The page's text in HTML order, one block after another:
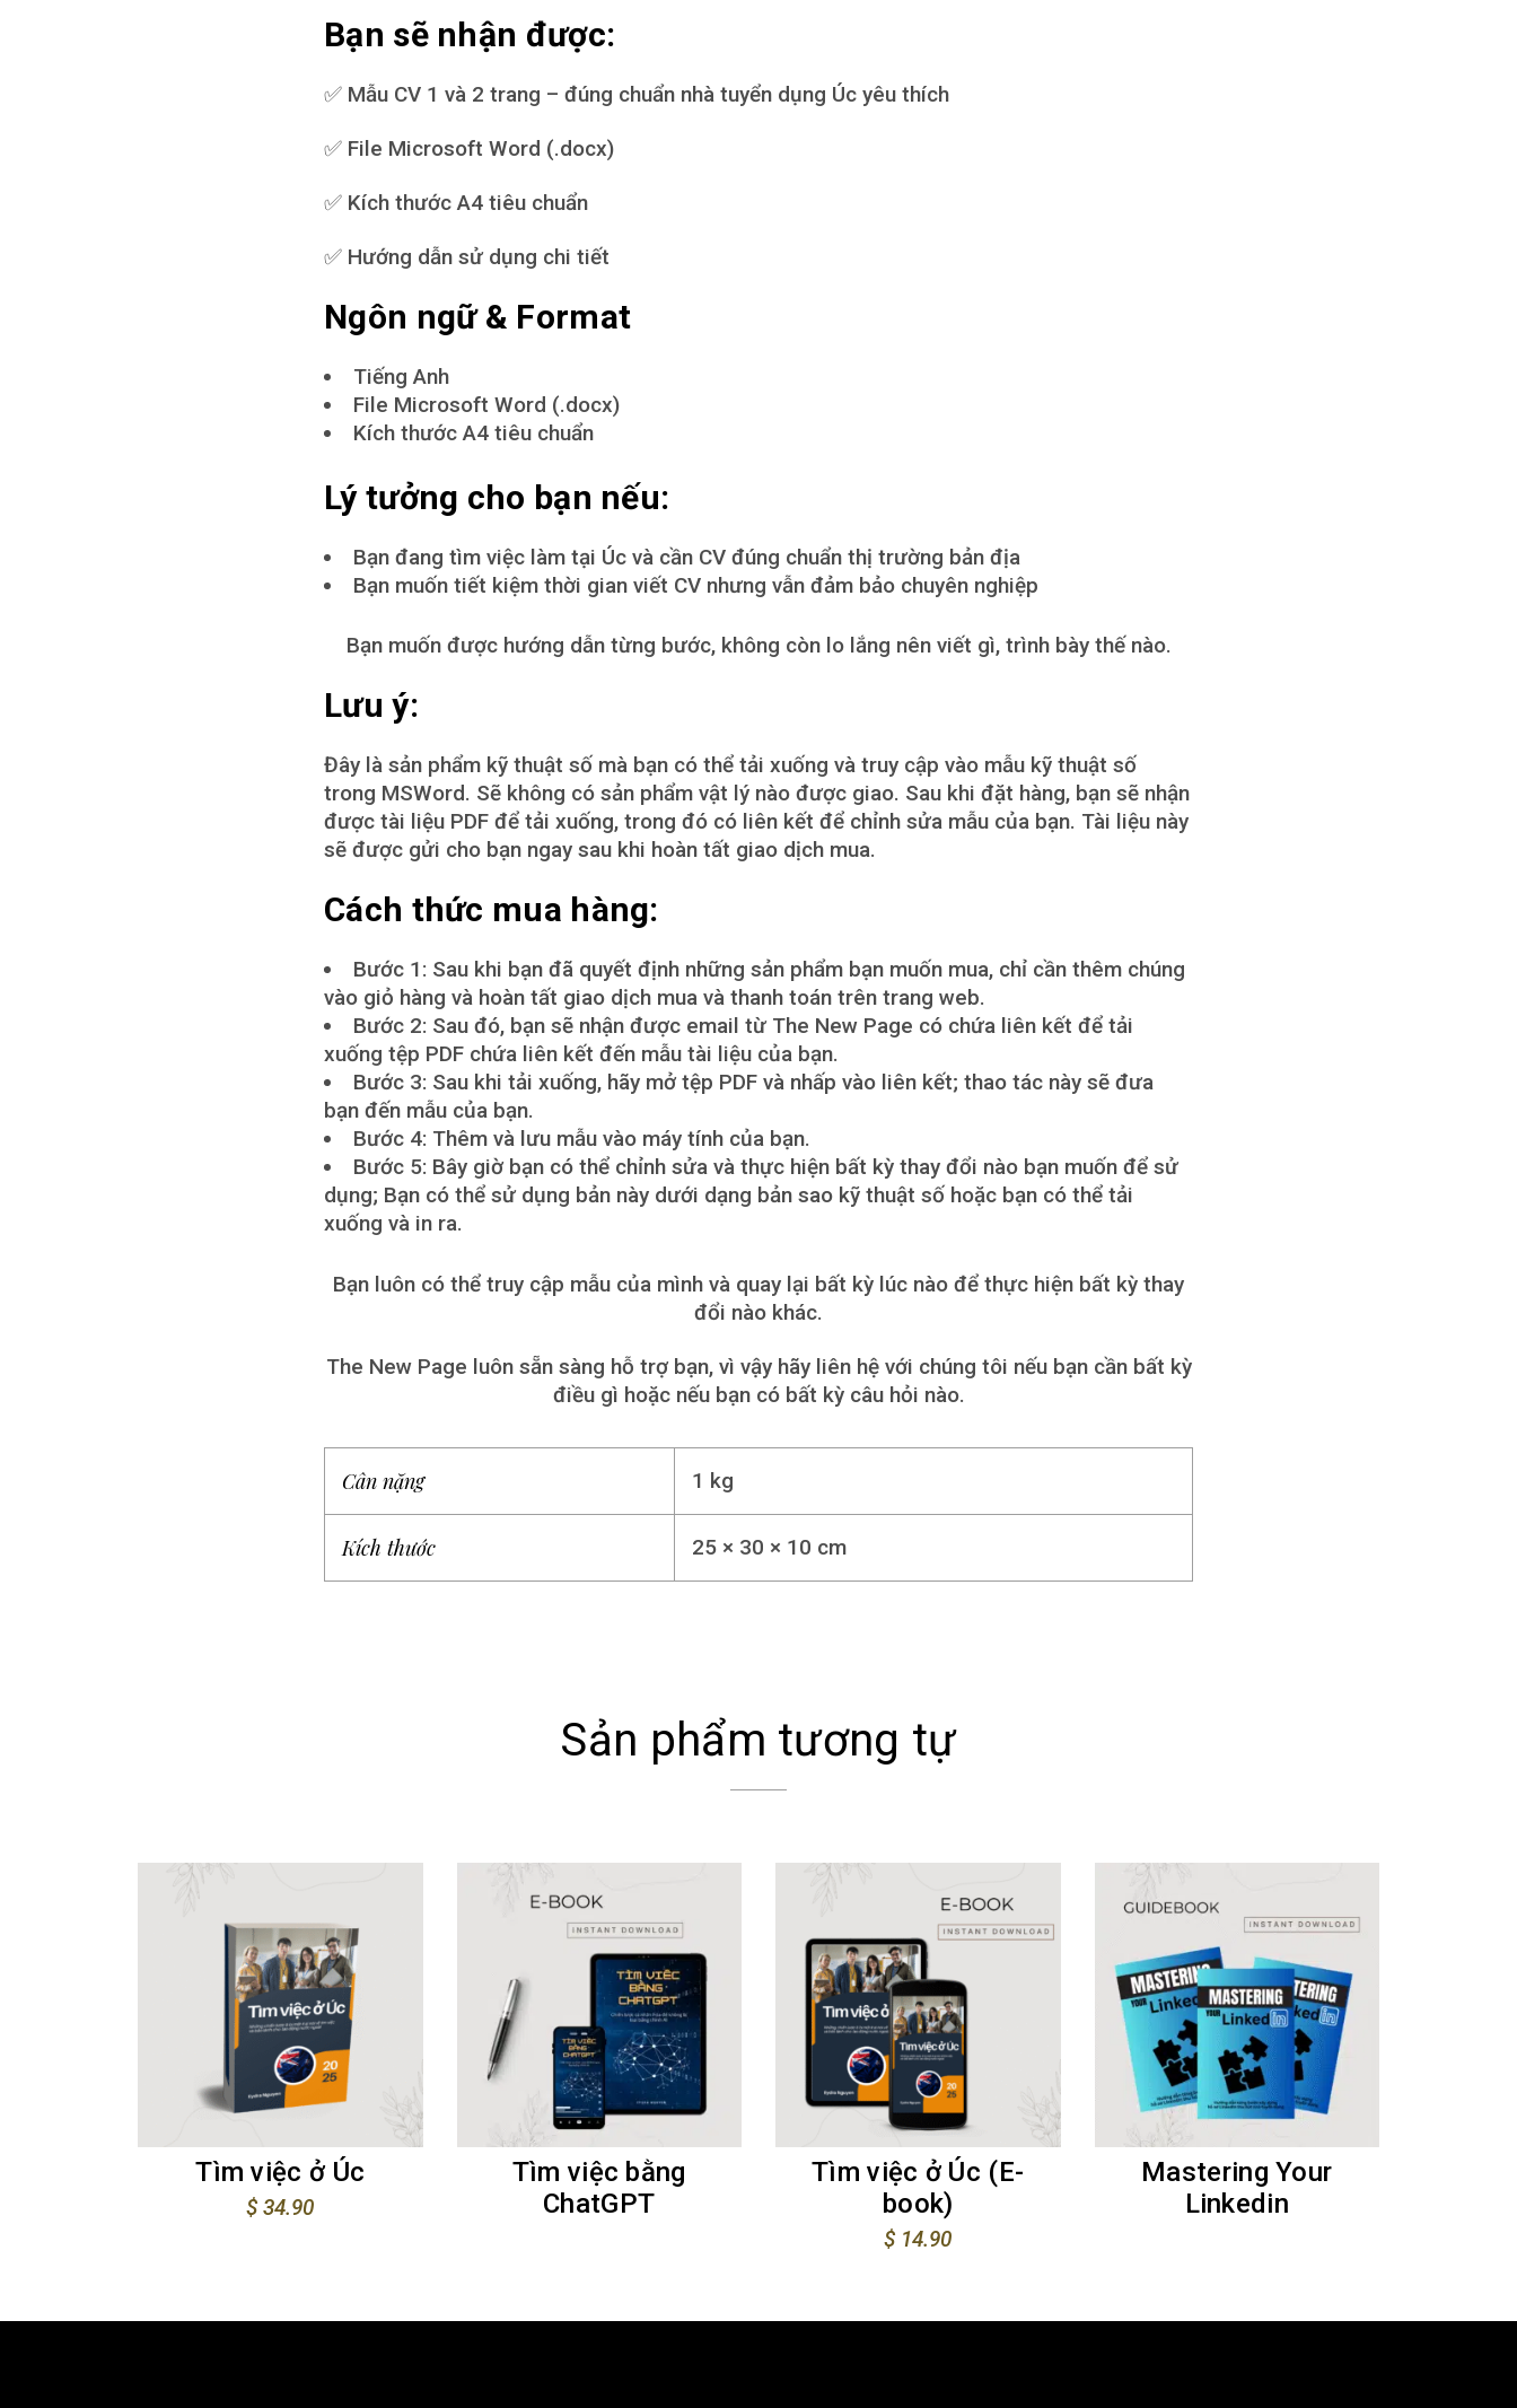
Bạn sẽ nhận được:
✅ Mẫu CV 1 và 2 trang – đúng chuẩn nhà tuyển dụng Úc yêu thích
✅ File Microsoft Word (.docx)
✅ Kích thước A4 tiêu chuẩn
✅ Hướng dẫn sử dụng chi tiết
Ngôn ngữ & Format
Tiếng Anh
File Microsoft Word (.docx)
Kích thước A4 tiêu chuẩn
Lý tưởng cho bạn nếu:
Bạn đang tìm việc làm tại Úc và cần CV đúng chuẩn thị trường bản địa
Bạn muốn tiết kiệm thời gian viết CV nhưng vẫn đảm bảo chuyên nghiệp
Bạn muốn được hướng dẫn từng bước, không còn lo lắng nên viết gì, trình bày thế nào.
Lưu ý:
Đây là sản phẩm kỹ thuật số mà bạn có thể tải xuống và truy cập vào mẫu kỹ thuật số
trong MSWord. Sẽ không có sản phẩm vật lý nào được giao. Sau khi đặt hàng, bạn sẽ nhận
được tài liệu PDF để tải xuống, trong đó có liên kết để chỉnh sửa mẫu của bạn. Tài liệu này
sẽ được gửi cho bạn ngay sau khi hoàn tất giao dịch mua.
Cách thức mua hàng:
Bước 1: Sau khi bạn đã quyết định những sản phẩm bạn muốn mua, chỉ cần thêm chúng
vào giỏ hàng và hoàn tất giao dịch mua và thanh toán trên trang web.
Bước 2: Sau đó, bạn sẽ nhận được email từ The New Page có chứa liên kết để tải
xuống tệp PDF chứa liên kết đến mẫu tài liệu của bạn.
Bước 3: Sau khi tải xuống, hãy mở tệp PDF và nhấp vào liên kết; thao tác này sẽ đưa
bạn đến mẫu của bạn.
Bước 4: Thêm và lưu mẫu vào máy tính của bạn.
Bước 5: Bây giờ bạn có thể chỉnh sửa và thực hiện bất kỳ thay đổi nào bạn muốn để sử
dụng; Bạn có thể sử dụng bản này dưới dạng bản sao kỹ thuật số hoặc bạn có thể tải
xuống và in ra.
Bạn luôn có thể truy cập mẫu của mình và quay lại bất kỳ lúc nào để thực hiện bất kỳ thay
đổi nào khác.
The New Page luôn sẵn sàng hỗ trợ bạn, vì vậy hãy liên hệ với chúng tôi nếu bạn cần bất kỳ
điều gì hoặc nếu bạn có bất kỳ câu hỏi nào.
Cân nặng 1 kg
Kích thước 25 × 30 × 10 cm
Sản phẩm tương tự
Tìm việc ở Úc
$ 34.90
Tìm việc bằng
ChatGPT
Tìm việc ở Úc (E-
book)
$ 14.90
Mastering Your
Linkedin